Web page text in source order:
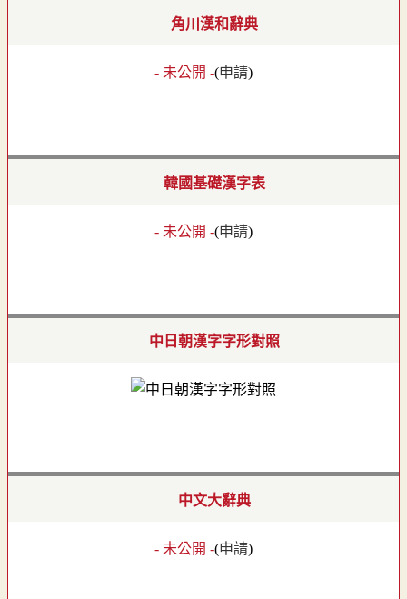
角川漢和辭典
- 未公開 -(申請)
韓國基礎漢字表
- 未公開 -(申請)
中日朝漢字字形對照
中文大辭典
- 未公開 -(申請)